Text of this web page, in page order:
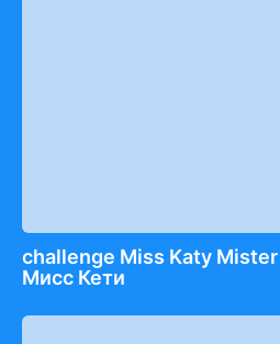
challenge Miss Katy
Мисс Кети